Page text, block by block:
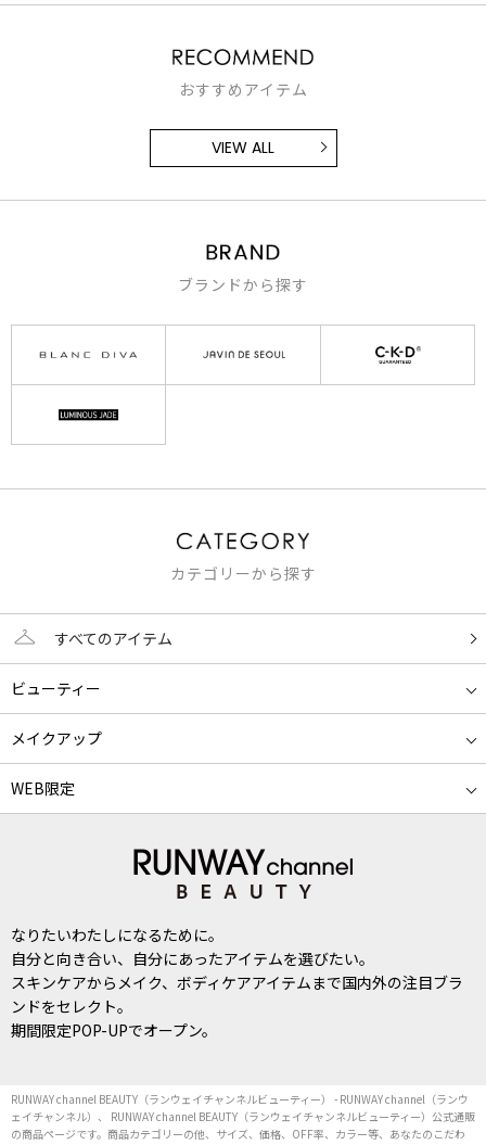
おすすめアイテム
VIEW ALL
ブランドから探す
カテゴリーから探す
すべてのアイテム
ビューティー
メイクアップ
WEB限定
なりたいわたしになるために。
自分と向き合い、自分にあったアイテムを選びたい。
スキンケアからメイク、ボディケアアイテムまで国内外の注目ブラ
ンドをセレクト。
期間限定POP-UPでオープン。
RUNWAY channel BEAUTY（ランウェイチャンネルビューティー） - RUNWAY channel（ランウ
ェイチャンネル）、 RUNWAY channel BEAUTY（ランウェイチャンネルビューティー）公式通販
の商品ページです。商品カテゴリーの他、サイズ、価格、OFF率、カラー等、あなたのこだわ